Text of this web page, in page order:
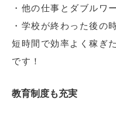
・他の仕事とダブルワ
・学校が終わった後の
短時間で効率よく稼ぎ
です！
教育制度も充実